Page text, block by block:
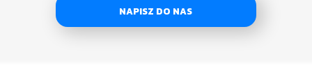
NAPISZ DO NAS